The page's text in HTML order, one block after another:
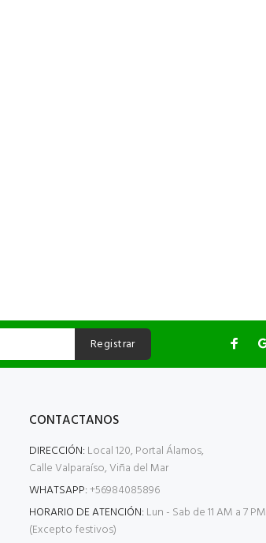
Registrar
CONTACTANOS
DIRECCIÓN: Local 120, Portal Álamos,
Calle Valparaíso, Viña del Mar
WHATSAPP:+56984085896
HORARIO DE ATENCIÓN: Lun - Sab de 11 AM a 7 PM
(Excepto festivos)